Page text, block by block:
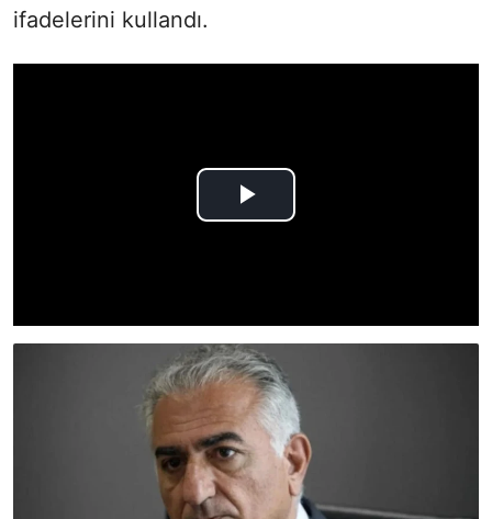
ifadelerini kullandı.